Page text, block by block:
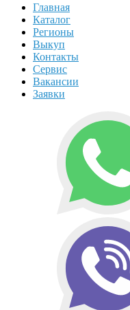
Главная
Каталог
Регионы
Выкуп
Контакты
Сервис
Вакансии
Заявки